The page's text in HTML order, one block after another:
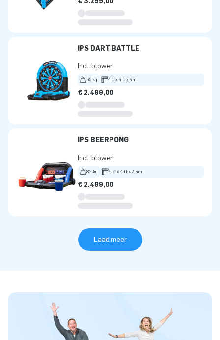
IPS DART BATTLE
Incl. blower
55 kg 4.1 x 4.1 x 4m
€ 2.499,00
IPS BEERPONG
Incl. blower
82 kg 4.9 x 4.6 x 2.4m
€ 2.499,00
Laad meer